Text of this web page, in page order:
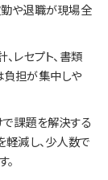
や退職が現場全
レセプト、書類
負担が集中しや
課題を解決する
軽減し、少人数で